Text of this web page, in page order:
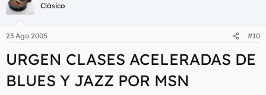
Clásico
23 Ago 2005 #10
URGEN CLASES ACELERADAS DE
BLUES Y JAZZ POR MSN